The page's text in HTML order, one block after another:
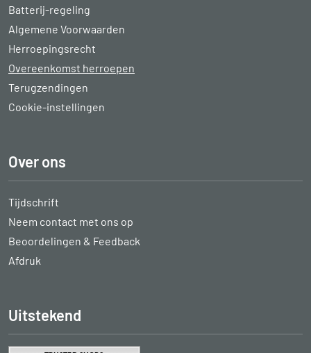
Batterij-regeling
Algemene Voorwaarden
Herroepingsrecht
Overeenkomst herroepen
Terugzendingen
Cookie-instellingen
Over ons
Tijdschrift
Neem contact met ons op
Beoordelingen & Feedback
Afdruk
Uitstekend